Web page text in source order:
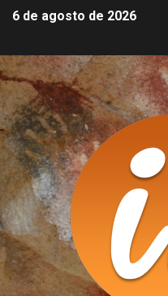
6 de agosto de 2026